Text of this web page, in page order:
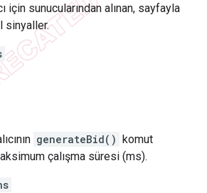
için sunucularından alınan, sayfayla
sinyaller.
generateBid() komut
çalışma süresi (ms).